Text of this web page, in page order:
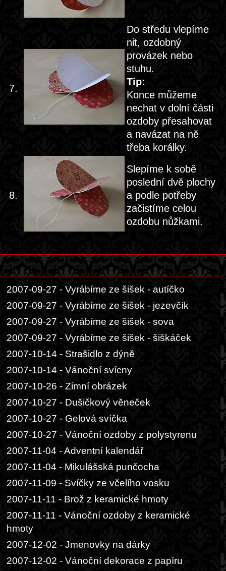
7.
Do středu vlepíme
nit, ozdobný
provázek nebo
stuhu.
Tip:
Konce můžeme
nechat v dolní části
ozdoby přesahovat
a navázat na ně
třeba korálky.
8.
Slepíme k sobě
poslední dvě plochy
a podle potřeby
začistíme celou
ozdobu nůžkami.
2007-09-27 - Vyrábíme ze šišek - autíčko
2007-09-27 - Vyrábíme ze šišek - jezevčík
2007-09-27 - Vyrábíme ze šišek - sova
2007-09-27 - Vyrábíme ze šišek - šiškáček
2007-10-14 - Strašidlo z dýně
2007-10-14 - Vánoční svícny
2007-10-26 - Zimní obrázek
2007-10-27 - Dušičkový věneček
2007-10-27 - Gelová svíčka
2007-10-27 - Vánoční ozdoby z polystyrenu
2007-11-04 - Adventní kalendář
2007-11-04 - Mikulášská punčocha
2007-11-09 - Svíčky ze včelího vosku
2007-11-11 - Brož z keramické hmoty
2007-11-11 - Vánoční ozdoby z keramické
hmoty
2007-12-02 - Jmenovky na dárky
2007-12-02 - Vánoční dekorace z papíru